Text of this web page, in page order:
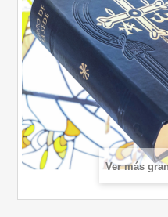
Ver más